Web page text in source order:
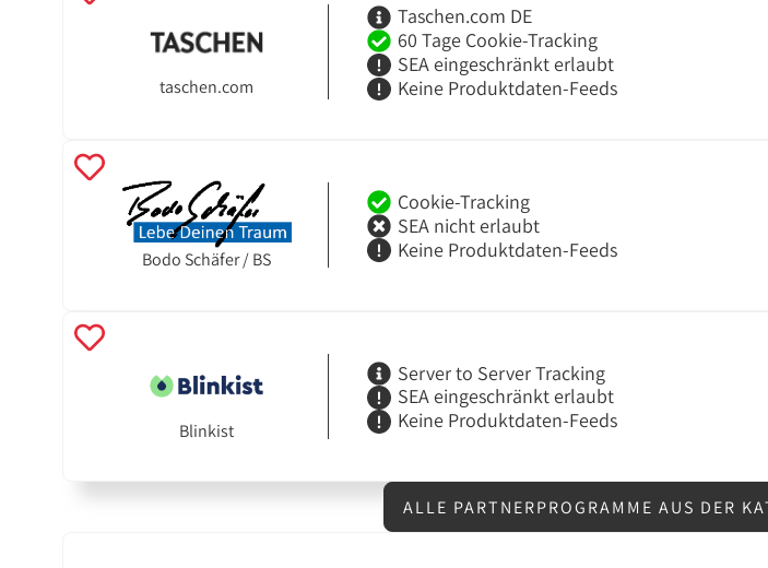
taschen.com
Taschen.com DE
60 Tage Cookie-Tracking
SEA eingeschränkt erlaubt
Keine Produktdaten-Feeds
Bodo Schäfer / BS
Cookie-Tracking
SEA nicht erlaubt
Keine Produktdaten-Feeds
Blinkist
Server to Server Tracking
SEA eingeschränkt erlaubt
Keine Produktdaten-Feeds
ALLE PARTNERPROGRAMME AUS DER